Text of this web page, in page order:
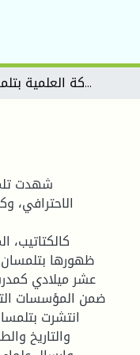
قراءة في الحركة العلمية بتلمسان الزيانية
شهدت
الاحترافي،
ظهورها بتلمسان
عشر ميلادي
ضمن المؤسسات
انتشرت
والتاريخ